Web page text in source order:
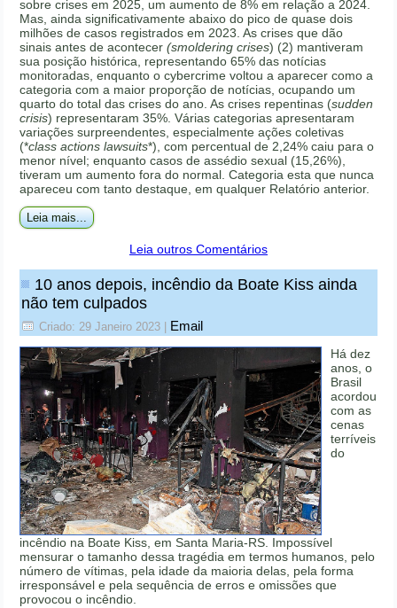
sobre crises em 2025, um aumento de 8% em relação a 2024.
Mas, ainda significativamente abaixo do pico de quase dois
milhões de casos registrados em 2023. As crises que dão
sinais antes de acontecer(smoldering crises) (2) mantiveram
sua posição histórica, representando 65% das notícias
monitoradas, enquanto o cybercrime voltou a aparecer como a
categoria com a maior proporção de notícias, ocupando um
quarto do total das crises do ano. As crises repentinas (sudden
crisis) representaram 35%. Várias categorias apresentaram
variações surpreendentes, especialmente ações coletivas
(*class actions lawsuits*), com percentual de 2,24% caiu para o
menor nível; enquanto casos de assédio sexual (15,26%),
tiveram um aumento fora do normal. Categoria esta que nunca
apareceu com tanto destaque, em qualquer Relatório anterior.
Leia mais...
Leia outros Comentários
10 anos depois, incêndio da Boate Kiss ainda
não tem culpados
Criado: 29 Janeiro 2023 Email
Há dez
anos, o
Brasil
acordou
com as
cenas
terríveis
do
incêndio na Boate Kiss, em Santa Maria-RS. Impossível
mensurar o tamanho dessa tragédia em termos humanos, pelo
número de vítimas, pela idade da maioria delas, pela forma
irresponsável e pela sequência de erros e omissões que
provocou o incêndio.